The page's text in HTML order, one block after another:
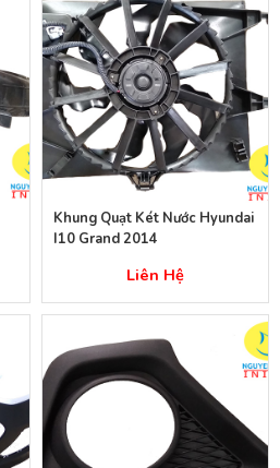
Khung Quạt Két Nước Hyundai
I10 Grand 2014
Liên Hệ